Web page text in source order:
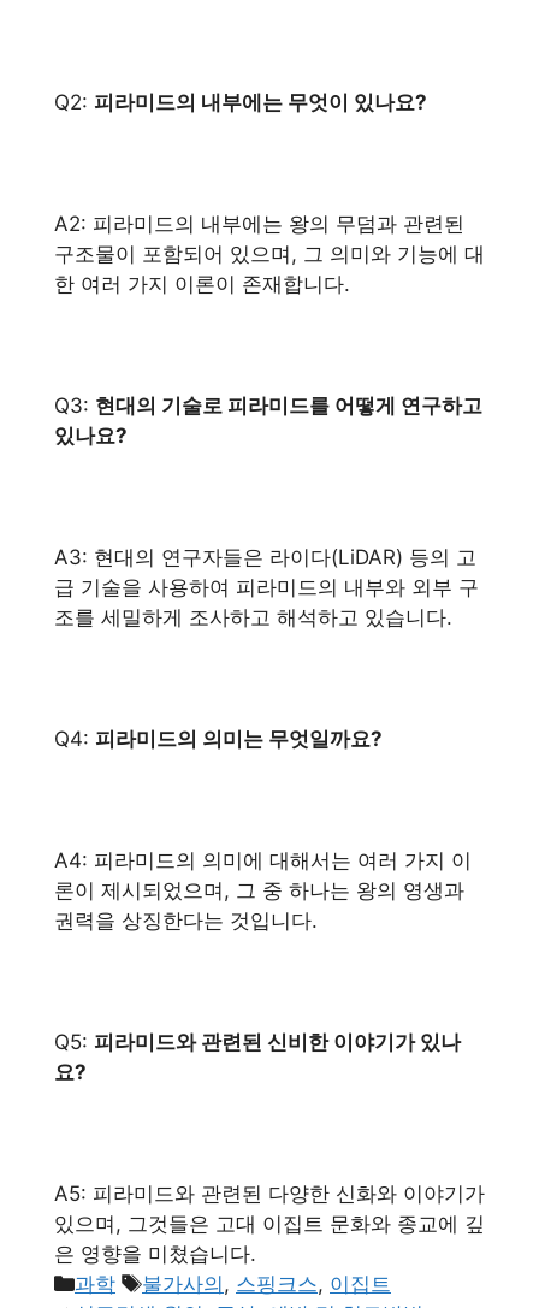
Q2: 피라미드의 내부에는 무엇이 있나요?
A2: 피라미드의 내부에는 왕의 무덤과 관련된
구조물이 포함되어 있으며, 그 의미와 기능에 대
한 여러 가지 이론이 존재합니다.
Q3: 현대의 기술로 피라미드를 어떻게 연구하고
있나요?
A3: 현대의 연구자들은 라이다(LiDAR) 등의 고
급 기술을 사용하여 피라미드의 내부와 외부 구
조를 세밀하게 조사하고 해석하고 있습니다.
Q4: 피라미드의 의미는 무엇일까요?
A4: 피라미드의 의미에 대해서는 여러 가지 이
론이 제시되었으며, 그 중 하나는 왕의 영생과
권력을 상징한다는 것입니다.
Q5: 피라미드와 관련된 신비한 이야기가 있나
요?
A5: 피라미드와 관련된 다양한 신화와 이야기가
있으며, 그것들은 고대 이집트 문화와 종교에 깊
은 영향을 미쳤습니다.
카
과학
태
불가사의, 스핑크스, 이집트